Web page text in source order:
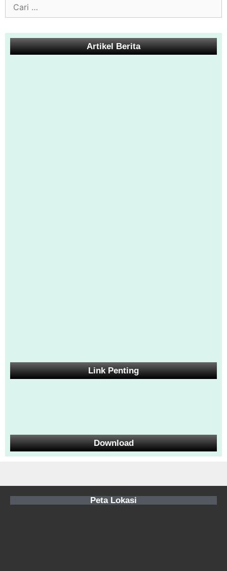
Artikel Berita
Link Penting
Download
Peta Lokasi